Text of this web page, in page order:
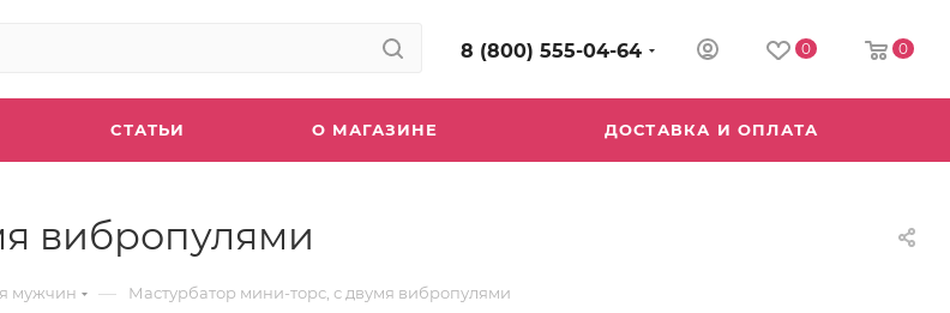
8 (800) 555-04-64 0 0
СТАТЬИ О МАГАЗИНЕ ДОСТАВКА И ОПЛАТА
вибропулями
мужчин — Мастурбатор мини-торс, с двумя вибропулями